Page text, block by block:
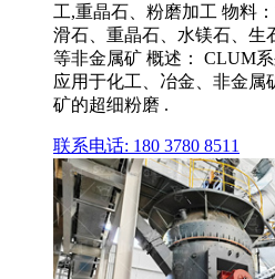
工,重晶石、粉磨加工 物料
滑石、重晶石、水镁石、生
等非金属矿 概述： CLUM
应用于化工、冶金、非金属
矿的超细粉磨 .
联系电话: 180 3780 8511